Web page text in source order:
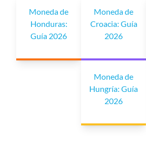
Moneda de
Honduras:
Guía 2026
Moneda de
Croacia: Guía
2026
Moneda de
Hungría: Guía
2026